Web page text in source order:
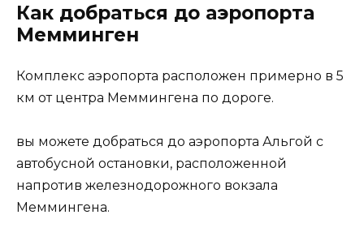
Как добраться до аэропорта
Мемминген
Комплекс аэропорта расположен примерно в 5
км от центра Меммингена по дороге.
вы можете добраться до аэропорта Альгой с
автобусной остановки, расположенной
напротив железнодорожного вокзала
Меммингена.